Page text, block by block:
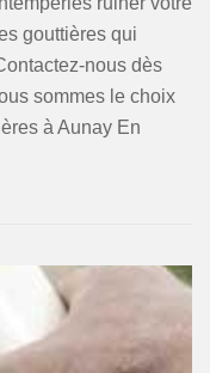
gouttières qui
nous dès
sommes le choix
à Aunay En